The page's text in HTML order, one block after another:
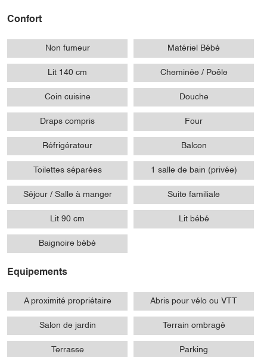
Confort
Non fumeur Matériel Bébé
Lit 140 cm Cheminée / Poêle
Coin cuisine Douche
Draps compris Four
Réfrigérateur Balcon
Toilettes séparées 1 salle de bain (privée)
Séjour / Salle à manger Suite familiale
Lit 90 cm Lit bébé
Baignoire bébé
Equipements
A proximité propriétaire Abris pour vélo ou VTT
Salon de jardin Terrain ombragé
Terrasse Parking